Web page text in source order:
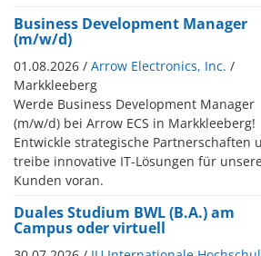
Business Development Manager
(m/w/d)
01.08.2026 / Arrow Electronics, Inc. /
Markkleeberg
Werde Business Development Manager
(m/w/d) bei Arrow ECS in Markkleeberg!
Entwickle strategische Partnerschaften
treibe innovative IT-Lösungen für
Kunden voran.
Duales Studium BWL (B.A.) am
Campus oder virtuell